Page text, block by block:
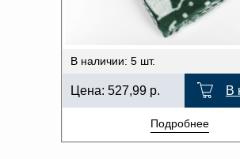
В наличии: 5 шт.
Цена: 527,99 р. В
Подробнее